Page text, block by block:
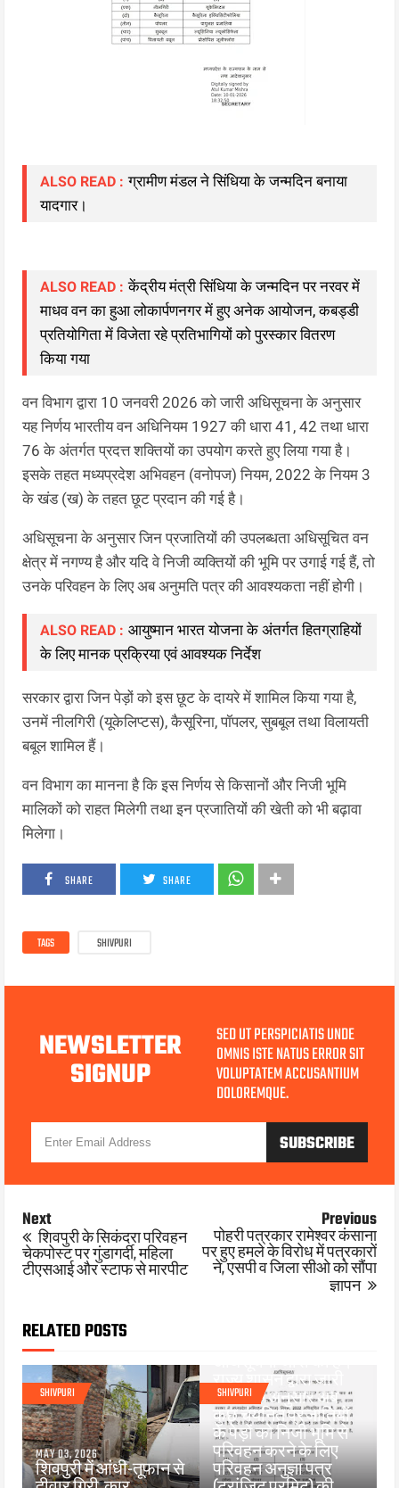
ALSO READ : ग्रामीण मंडल ने सिंधिया के जन्मदिन बनाया
यादगार।
ALSO READ : केंद्रीय मंत्री सिंधिया के जन्मदिन पर नरवर में
माधव वन का हुआ लोकार्पणनगर में हुए अनेक आयोजन, कबड्डी
प्रतियोगिता में विजेता रहे प्रतिभागियों को पुरस्कार वितरण
किया गया
वन विभाग द्वारा 10 जनवरी 2026 को जारी अधिसूचना के अनुसार
यह निर्णय भारतीय वन अधिनियम 1927 की धारा 41, 42 तथा धारा
76 के अंतर्गत प्रदत्त शक्तियों का उपयोग करते हुए लिया गया है।
इसके तहत मध्यप्रदेश अभिवहन (वनोपज) नियम, 2022 के नियम 3
के खंड (ख) के तहत छूट प्रदान की गई है।
अधिसूचना के अनुसार जिन प्रजातियों की उपलब्धता अधिसूचित वन
क्षेत्र में नगण्य है और यदि वे निजी व्यक्तियों की भूमि पर उगाई गई हैं, तो
उनके परिवहन के लिए अब अनुमति पत्र की आवश्यकता नहीं होगी।
ALSO READ : आयुष्मान भारत योजना के अंतर्गत हितग्राहियों
के लिए मानक प्रक्रिया एवं आवश्यक निर्देश
सरकार द्वारा जिन पेड़ों को इस छूट के दायरे में शामिल किया गया है,
उनमें नीलगिरी (यूकेलिप्टस), कैसूरिना, पॉपलर, सुबबूल तथा विलायती
बबूल शामिल हैं।
वन विभाग का मानना है कि इस निर्णय से किसानों और निजी भूमि
मालिकों को राहत मिलेगी तथा इन प्रजातियों की खेती को भी बढ़ावा
मिलेगा।
SHARE SHARE
TAGS SHIVPURI
NEWSLETTER
SIGNUP
SED UT PERSPICIATIS UNDE
OMNIS ISTE NATUS ERROR SIT
VOLUPTATEM ACCUSANTIUM
DOLOREMQUE.
Next
शिवपुरी के सिकंदरा परिवहन
चेकपोस्ट पर गुंडागर्दी, महिला
टीएसआई और स्टाफ से मारपीट
Previous
पोहरी पत्रकार रामेश्वर कंसाना
पर हुए हमले के विरोध में पत्रकारों
ने, एसपी व जिला सीओ को सौंपा
ज्ञापन
RELATED POSTS
SHIVPURI
MAY 03, 2026
शिवपुरी में आंधी-तूफान से
SHIVPURI
MAR 07, 2026
मध्यप्रदेश सरकार के वन
अधिसूचना जारी की है।
राज्य शासन द्वारा जारी
आदेश के अनुसार अब
कुछ चयनित प्रजातियों
के पेड़ों को निजी भूमि से
परिवहन करने के लिए
परिवहन अनुज्ञा पत्र